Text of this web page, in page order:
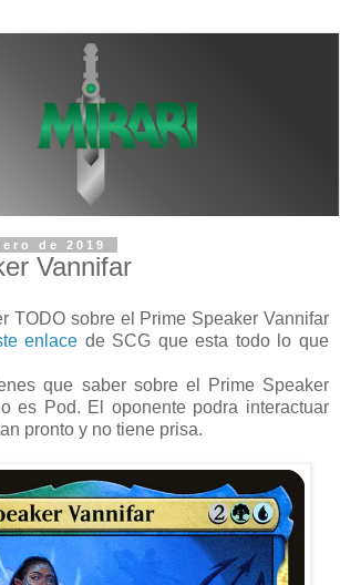
de 2019
Vannifar
TODO sobre el Prime Speaker Vannifar
enlace de SCG que esta todo lo que
que saber sobre el Prime Speaker
es Pod. El oponente podra interactuar
pronto y no tiene prisa.